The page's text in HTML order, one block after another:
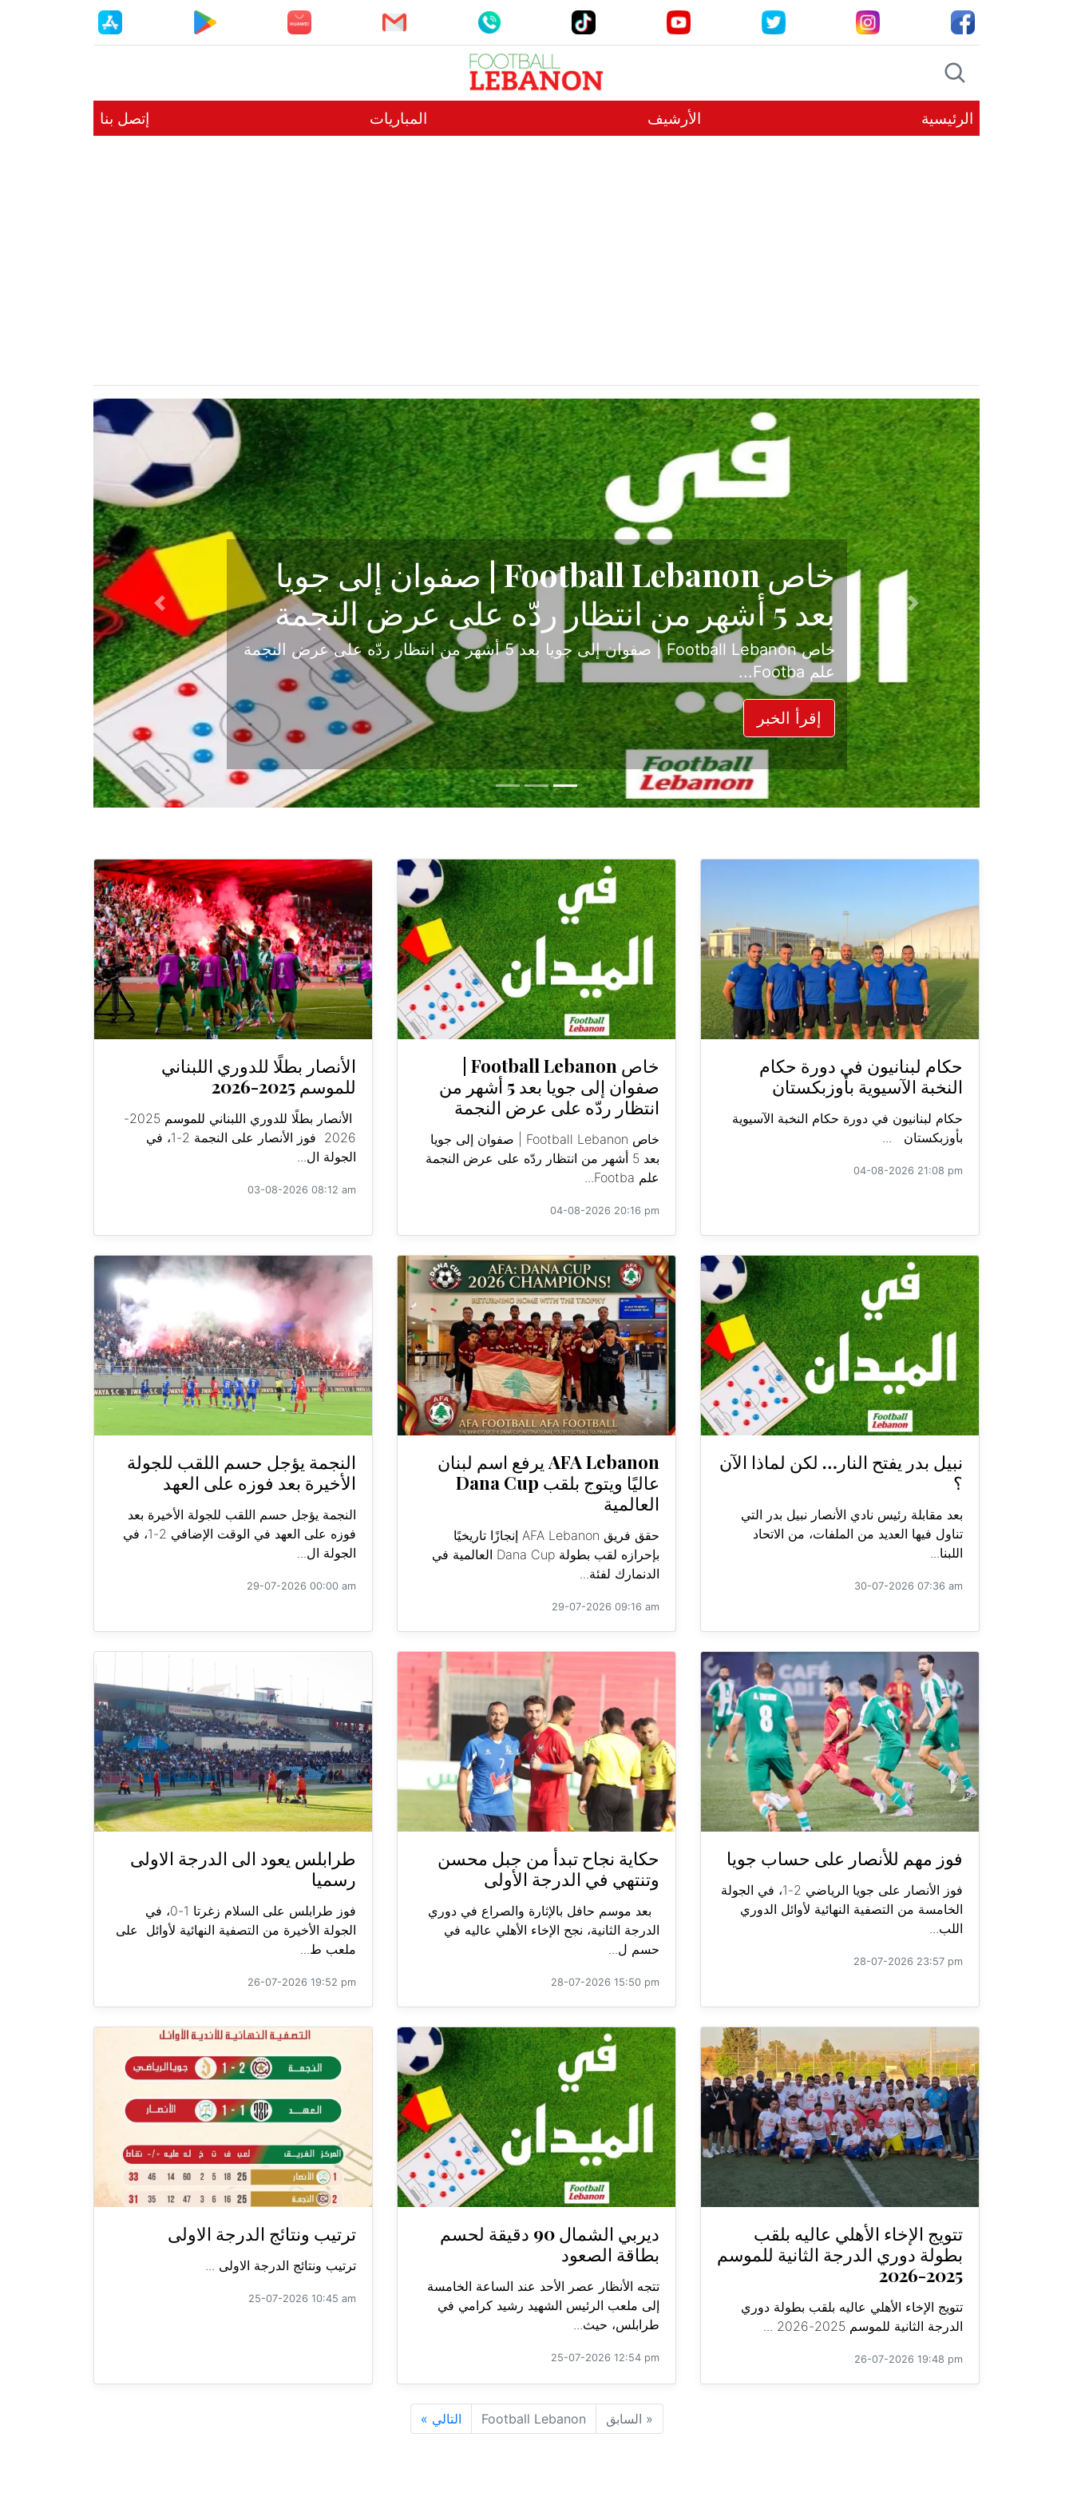
الرئيسية الأرشيف المباريات إتصل بنا
حكاية نجاح تبدأ من جبل محسن وتنتهي في
الدرجة الأولى
بعد موسم حافل بالإثارة والصراع في دوري الدرجة الثانية، نجح الإخاء الأهلي عاليه في
حسم ل...
إقرأ الخبر
Previous
Next
حكام لبنانيون في دورة حكام
النخبة الآسيوية بأوزبكستان
حكام لبنانيون في دورة حكام النخبة الآسيوية
بأوزبكستان ...
04-08-2026 21:08 pm
صفوان إلى جويا بعد 5 أشهر من
انتظار ردّه على عرض النجمة
خاص Football Lebanon | صفوان إلى جويا
بعد 5 أشهر من انتظار ردّه على عرض النجمة
علم Footba...
04-08-2026 20:16 pm
الأنصار بطلًا للدوري اللبناني
للموسم 2025-2026
الأنصار بطلًا للدوري اللبناني للموسم 2025-
2026 فوز الأنصار على النجمة 2-1، في
الجولة ال...
03-08-2026 08:12 am
نبيل بدر يفتح النار… لكن لماذا الآن
؟
بعد مقابلة رئيس نادي الأنصار نبيل بدر التي
تناول فيها العديد من الملفات، من الاتحاد
اللبنا...
30-07-2026 07:36 am
AFA Lebanon يرفع اسم لبنان
عاليًا ويتوج بلقب Dana Cup
العالمية
حقق فريق AFA Lebanon إنجازًا تاريخيًا
بإحرازه لقب بطولة Dana Cup العالمية في
الدنمارك لفئة...
29-07-2026 09:16 am
النجمة يؤجل حسم اللقب للجولة
الأخيرة بعد فوزه على العهد
النجمة يؤجل حسم اللقب للجولة الأخيرة بعد
فوزه على العهد في الوقت الإضافي 2-1، في
الجولة ال...
29-07-2026 00:00 am
فوز مهم للأنصار على حساب جويا
فوز الأنصار على جويا الرياضي 2-1، في الجولة
الخامسة من التصفية النهائية لأوائل الدوري
اللب...
28-07-2026 23:57 pm
حكاية نجاح تبدأ من جبل محسن
وتنتهي في الدرجة الأولى
بعد موسم حافل بالإثارة والصراع في دوري
الدرجة الثانية، نجح الإخاء الأهلي عاليه في
حسم ل...
28-07-2026 15:50 pm
طرابلس يعود الى الدرجة الاولى
رسميا
فوز طرابلس على السلام زغرتا 1-0، في
الجولة الأخيرة من التصفية النهائية لأوائل على
ملعب ط...
26-07-2026 19:52 pm
تتويج الإخاء الأهلي عاليه بلقب
بطولة دوري الدرجة الثانية للموسم
2025-2026
تتويج الإخاء الأهلي عاليه بلقب بطولة دوري
الدرجة الثانية للموسم 2025-2026 ...
26-07-2026 19:48 pm
ديربي الشمال 90 دقيقة لحسم
بطاقة الصعود
تتجه الأنظار عصر الأحد عند الساعة الخامسة
إلى ملعب الرئيس الشهيد رشيد كرامي في
طرابلس، حيث...
25-07-2026 12:54 pm
ترتيب ونتائج الدرجة الاولى
ترتيب ونتائج الدرجة الاولى ...
25-07-2026 10:45 am
« السابق Football Lebanon التالي »